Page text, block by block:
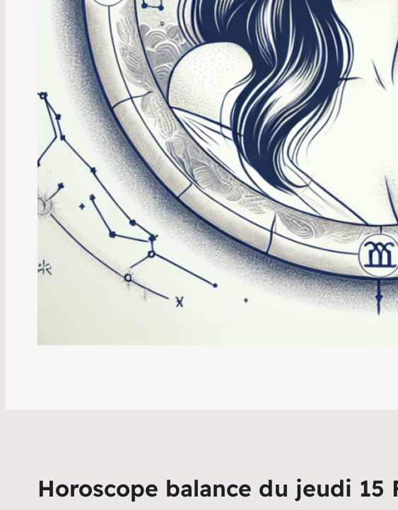
Horoscope balance du jeudi 15